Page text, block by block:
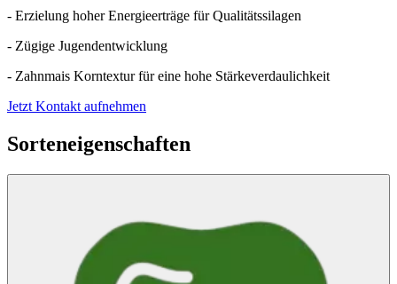
- Erzielung hoher Energieerträge für Qualitätssilagen
- Zügige Jugendentwicklung
- Zahnmais Korntextur für eine hohe Stärkeverdaulichkeit
Jetzt Kontakt aufnehmen
Sorteneigenschaften